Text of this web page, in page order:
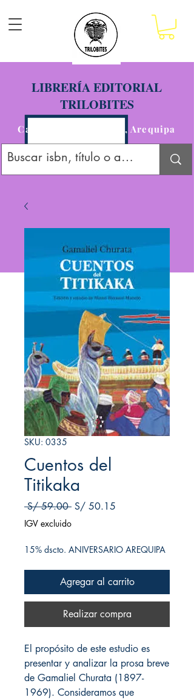
LIBRERÍA EDITORIAL
TRILOBITES
Calle San Agustín 201, Arequipa
SKU: 0335
Cuentos del
Titikaka
S/ 59.00 Precio
S/ 50.15
IGV excluido
15% dscto. ANIVERSARIO AREQUIPA
Agregar al carrito
Realizar compra
El propósito de este estudio es
presentar y analizar la prosa breve
de Gamaliel Churata (1897-
1969). Consideramos que